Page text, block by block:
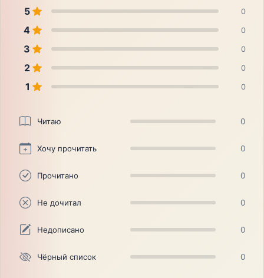
5 0
4 0
3 0
2 0
1 0
Читаю 0
Хочу прочитать 0
Прочитано 0
Не дочитал 0
Недописано 0
Чёрный список 0